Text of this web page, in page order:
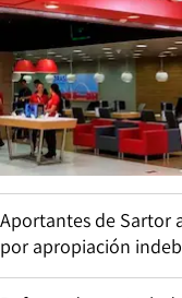
Aportantes de Sartor
por apropiación